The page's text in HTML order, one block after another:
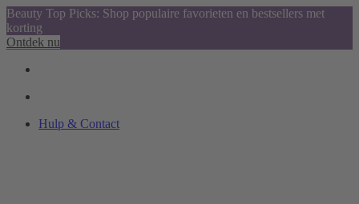
Beauty Top Picks: Shop populaire favorieten en bestsellers met
korting
Ontdek nu
Hulp & Contact